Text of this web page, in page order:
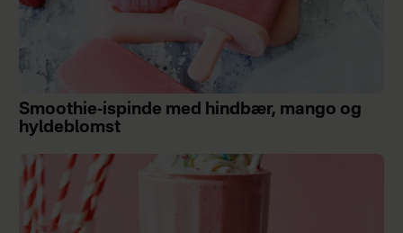
Smoothie-ispinde med hindbær, mango og
hyldeblomst